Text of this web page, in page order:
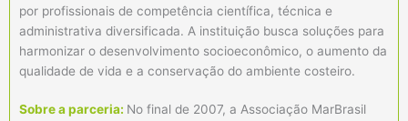
por profissionais de competência científica, técnica e
administrativa diversificada. A instituição busca soluções para
harmonizar o desenvolvimento socioeconômico, o aumento da
qualidade de vida e a conservação do ambiente costeiro.
Sobre a parceria: No final de 2007, a Associação MarBrasil